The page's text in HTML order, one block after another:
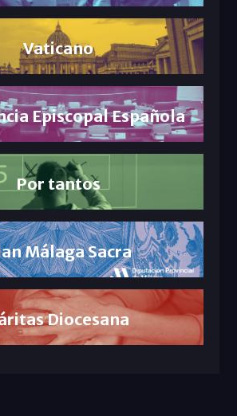
Vaticano
Episcopal Española
Por tantos
Málaga Sacra
Diocesana